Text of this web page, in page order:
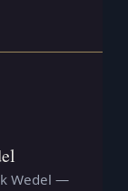
Wedel —